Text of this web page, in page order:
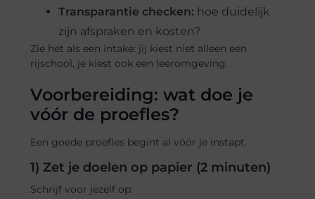
Transparantie checken: hoe duidelijk
zijn afspraken en kosten?
Zie het als een intake: jij kiest niet alleen een
rijschool, je kiest ook een leeromgeving.
Voorbereiding: wat doe je
vóór de proefles?
Een goede proefles begint al vóór je instapt.
1) Zet je doelen op papier (2 minuten)
Schrijf voor jezelf op: